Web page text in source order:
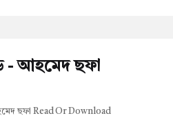
- আহমেদ ছফা
ছফা Read Or Download